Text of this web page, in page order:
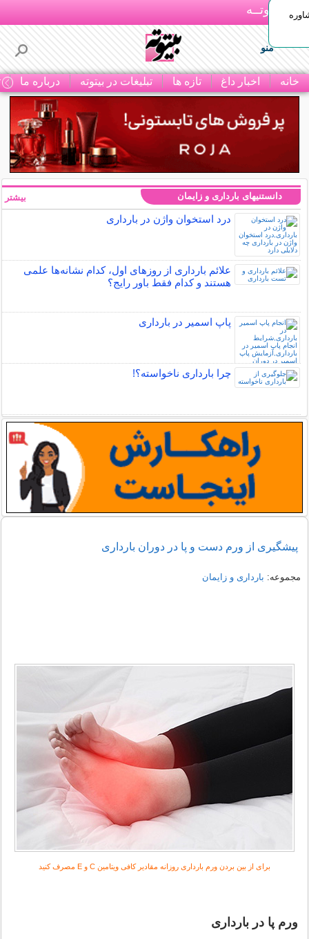
بـیتوتــه
منو
خانه اخبار داغ تازه ها تبلیغات در بیتوته درباره ما
دانستنیهای بارداری و زایمان
درد استخوان واژن در بارداری
علائم بارداری از روزهای اول، کدام نشانه‌ها علمی
هستند و کدام فقط باور رایج؟
پاپ اسمیر در بارداری
چرا بارداری ناخواسته؟!
بیشتر
پیشگیری از ورم دست و پا در دوران بارداری
مجموعه: بارداری و زایمان
برای از بین بردن ورم بارداری روزانه مقادیر کافی ویتامین C و E مصرف کنید
ورم پا در بارداری